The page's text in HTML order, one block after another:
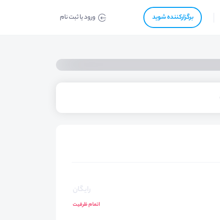
برگزار‌‌کننده شوید ورود یا ثبت نام
رایگان
اتمام ظرفیت